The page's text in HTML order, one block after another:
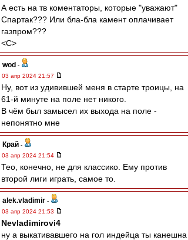
А есть на тв коментаторы, которые "уважают"
Спартак??? Или бла-бла камент оплачивает
газпром???
<C>
wod -
03 апр 2024 21:57
Ну, вот из удивившей меня в старте троицы, на
61-й минуте на поле нет никого.
В чём был замысел их выхода на поле -
непонятно мне
Край -
03 апр 2024 21:54
Тео, конечно, не для классико. Ему против
второй лиги играть, самое то.
alek.vladimir -
03 апр 2024 21:53
Nevladimirovi4
ну а выкативавшего на гол индейца ты канешна